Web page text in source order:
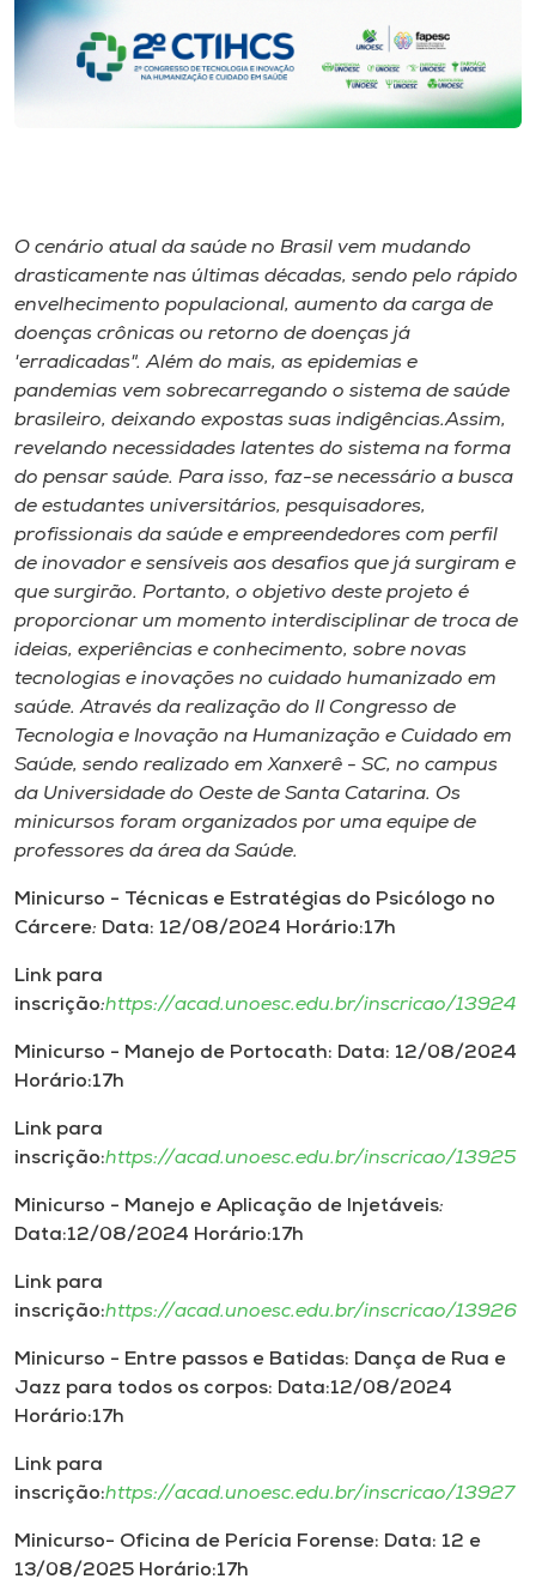
Rádio
Museu
Selecione
o idioma
A+
A-
O cenário atual da saúde no Brasil vem mudando
drasticamente nas últimas décadas, sendo pelo rápido
envelhecimento populacional, aumento da carga de
doenças crônicas ou retorno de doenças já
'erradicadas". Além do mais, as epidemias e
pandemias vem sobrecarregando o sistema de saúde
brasileiro, deixando expostas suas indigências.Assim,
revelando necessidades latentes do sistema na forma
do pensar saúde. Para isso, faz-se necessário a busca
de estudantes universitários, pesquisadores,
profissionais da saúde e empreendedores com perfil
de inovador e sensíveis aos desafios que já surgiram e
que surgirão. Portanto, o objetivo deste projeto é
proporcionar um momento interdisciplinar de troca de
ideias, experiências e conhecimento, sobre novas
tecnologias e inovações no cuidado humanizado em
saúde. Através da realização do II Congresso de
Tecnologia e Inovação na Humanização e Cuidado em
Saúde, sendo realizado em Xanxerê - SC, no campus
da Universidade do Oeste de Santa Catarina. Os
minicursos foram organizados por uma equipe de
professores da área da Saúde.
Minicurso - Técnicas e Estratégias do Psicólogo no
Cárcere: Data: 12/08/2024 Horário:17h
Link para
inscrição:https://acad.unoesc.edu.br/inscricao/13924
Minicurso - Manejo de Portocath: Data: 12/08/2024
Horário:17h
Link para
inscrição:https://acad.unoesc.edu.br/inscricao/13925
Minicurso - Manejo e Aplicação de Injetáveis:
Data:12/08/2024 Horário:17h
Link para
inscrição:https://acad.unoesc.edu.br/inscricao/13926
Minicurso - Entre passos e Batidas: Dança de Rua e
Jazz para todos os corpos: Data:12/08/2024
Horário:17h
Link para
inscrição:https://acad.unoesc.edu.br/inscricao/13927
Minicurso- Oficina de Perícia Forense: Data: 12 e
13/08/2025 Horário:17h